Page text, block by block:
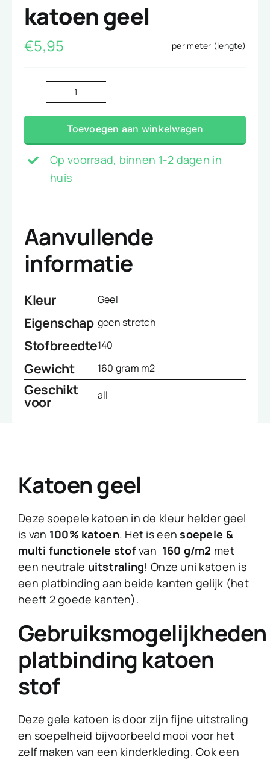
katoen geel
€5,95 per meter (lengte)
katoen
geel
aantal
Toevoegen aan winkelwagen
Op voorraad, binnen 1-2 dagen in
huis
Aanvullende
informatie
Kleur Geel
Eigenschap geen stretch
Stofbreedte140
Gewicht 160 gram m2
Geschikt
voor all
Katoen geel
Deze soepele katoen in de kleur helder geel
is van 100% katoen. Het is eensoepele &
multi functionele stofvan 160 g/m2 met
een neutrale uitstraling! Onze uni katoen is
een platbinding aan beide kanten gelijk (het
heeft 2 goede kanten).
Gebruiksmogelijkheden
platbinding katoen
stof
Deze gele katoen is door zijn fijne uitstraling
en soepelheid bijvoorbeeld mooi voor het
zelf maken van een kinderkleding. Ook een